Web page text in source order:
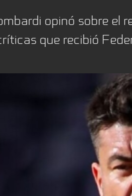
opinó sobre
que recibió